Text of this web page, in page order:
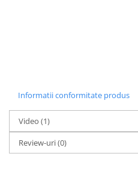
Stiinte
Mărgele de călcat HAMA
Hama Maxi Sticks
Margele HAMA MAXI
Informatii conformitate produs
Video (1)
Review-uri(0)